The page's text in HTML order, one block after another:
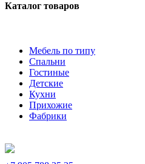
Каталог товаров
Мебель по типу
Спальни
Гостиные
Детские
Кухни
Прихожие
Фабрики